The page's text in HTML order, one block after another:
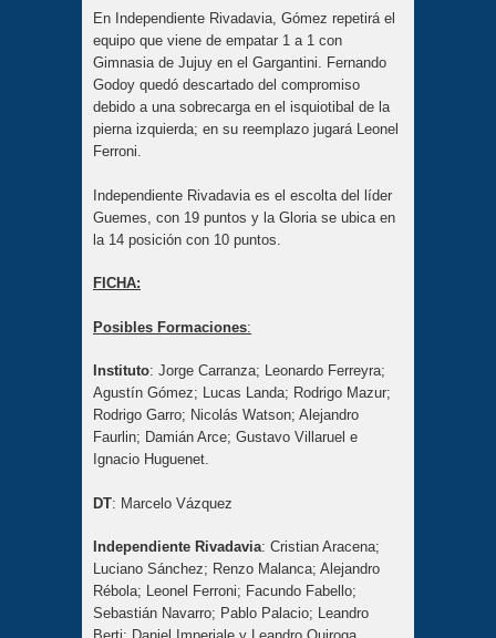
En Independiente Rivadavia, Gómez repetirá el
equipo que viene de empatar 1 a 1 con
Gimnasia de Jujuy en el Gargantini. Fernando
Godoy quedó descartado del compromiso
debido a una sobrecarga en el isquiotibal de la
pierna izquierda; en su reemplazo jugará Leonel
Ferroni.
Independiente Rivadavia es el escolta del líder
Guemes, con 19 puntos y la Gloria se ubica en
la 14 posición con 10 puntos.
FICHA:
Posibles Formaciones:
Instituto: Jorge Carranza; Leonardo Ferreyra;
Agustín Gómez; Lucas Landa; Rodrigo Mazur;
Rodrigo Garro; Nicolás Watson; Alejandro
Faurlin; Damián Arce; Gustavo Villaruel e
Ignacio Huguenet.
DT: Marcelo Vázquez
Independiente Rivadavia: Cristian Aracena;
Luciano Sánchez; Renzo Malanca; Alejandro
Rébola; Leonel Ferroni; Facundo Fabello;
Sebastián Navarro; Pablo Palacio; Leandro